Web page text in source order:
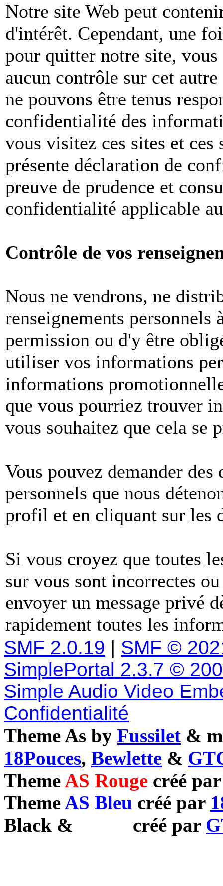
Notre site Web peut
d'intérêt. Cependant, une
pour quitter notre site, vous
aucun contrôle sur cet
ne pouvons être tenus
confidentialité des
vous visitez ces sites et ces
présente déclaration de
preuve de prudence et
confidentialité applicable
Contrôle de vos
Nous ne vendrons, ne
renseignements
permission ou d'y être
utiliser vos informations
informations
que vous pourriez trouver
vous souhaitez que cela se
Vous pouvez demander
personnels que nous
profil et en cliquant sur les
Si vous croyez que toutes
sur vous sont incorrectes
envoyer un message privé
rapidement toutes les
SMF 2.0.19 | SMF ©
SimplePortal 2.3.7 ©
Simple Audio Video
Confidentialité
Theme As by Fussilet &
18Pouces, Bewlette &
ThemeAS Rouge créé
ThemeAS Bleu créé par
Black & créé par